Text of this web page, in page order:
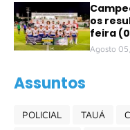
os
feira
Agosto
Assuntos
POLICIAL TAUÁ